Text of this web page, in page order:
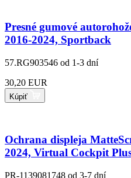
Presné gumové
2016-2024, Sportback
57.RG903546 od 1-3 dní
30,20 EUR
Kúpiť
Ochrana displeja
2024, Virtual Cockpit
PR-1139081748 od 3-7 dní